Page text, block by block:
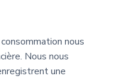
nous
Nous nous
une